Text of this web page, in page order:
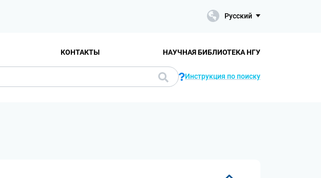
Русский
КОНТАКТЫ НАУЧНАЯ БИБЛИОТЕКА НГУ
Инструкция по поиску